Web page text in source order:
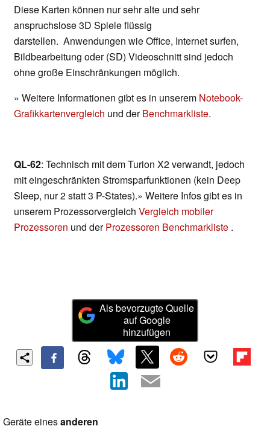
Diese Karten können nur sehr alte und sehr
anspruchslose 3D Spiele flüssig
darstellen. Anwendungen wie Office, Internet surfen,
Bildbearbeitung oder (SD) Videoschnitt sind jedoch
ohne große Einschränkungen möglich.
» Weitere Informationen gibt es in unserem Notebook-
Grafikkartenvergleich und derBenchmarkliste.
QL-62: Technisch mit dem Turion X2 verwandt, jedoch
mit eingeschränkten Stromsparfunktionen (kein Deep
Sleep, nur 2 statt 3 P-States).» Weitere Infos gibt es in
unserem Prozessorvergleich Vergleich mobiler
Prozessoren und derProzessoren Benchmarkliste .
Als bevorzugte Quelle
auf Google
hinzufügen
Geräte einesanderen